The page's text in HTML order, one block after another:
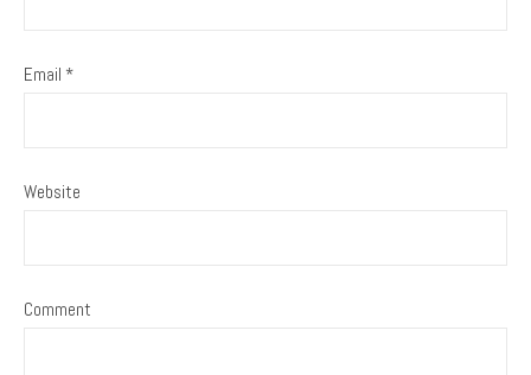
Email *
Website
Comment